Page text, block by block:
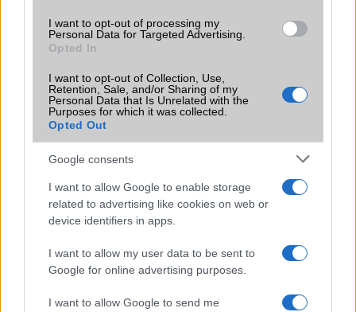
I want to opt-out of processing my
Personal Data for Targeted Advertising.
Opted In
I want to opt-out of Collection, Use,
Retention, Sale, and/or Sharing of my
Personal Data that Is Unrelated with the
Purposes for which it was collected.
Opted Out
Google consents
I want to allow Google to enable storage
related to advertising like cookies on web or
device identifiers in apps.
I want to allow my user data to be sent to
Google for online advertising purposes.
I want to allow Google to send me
Galaxy Watch 8: Új akkumulátor-tanúsítványok árulkodnak
a kapacitásról
teljesen kerek?
A Google emlékezteti a Pixel Watch tulajdonosokat az új
okostelefonra történő átvitel lehetőségére
a Galaxy Watch modellekhez
választás?